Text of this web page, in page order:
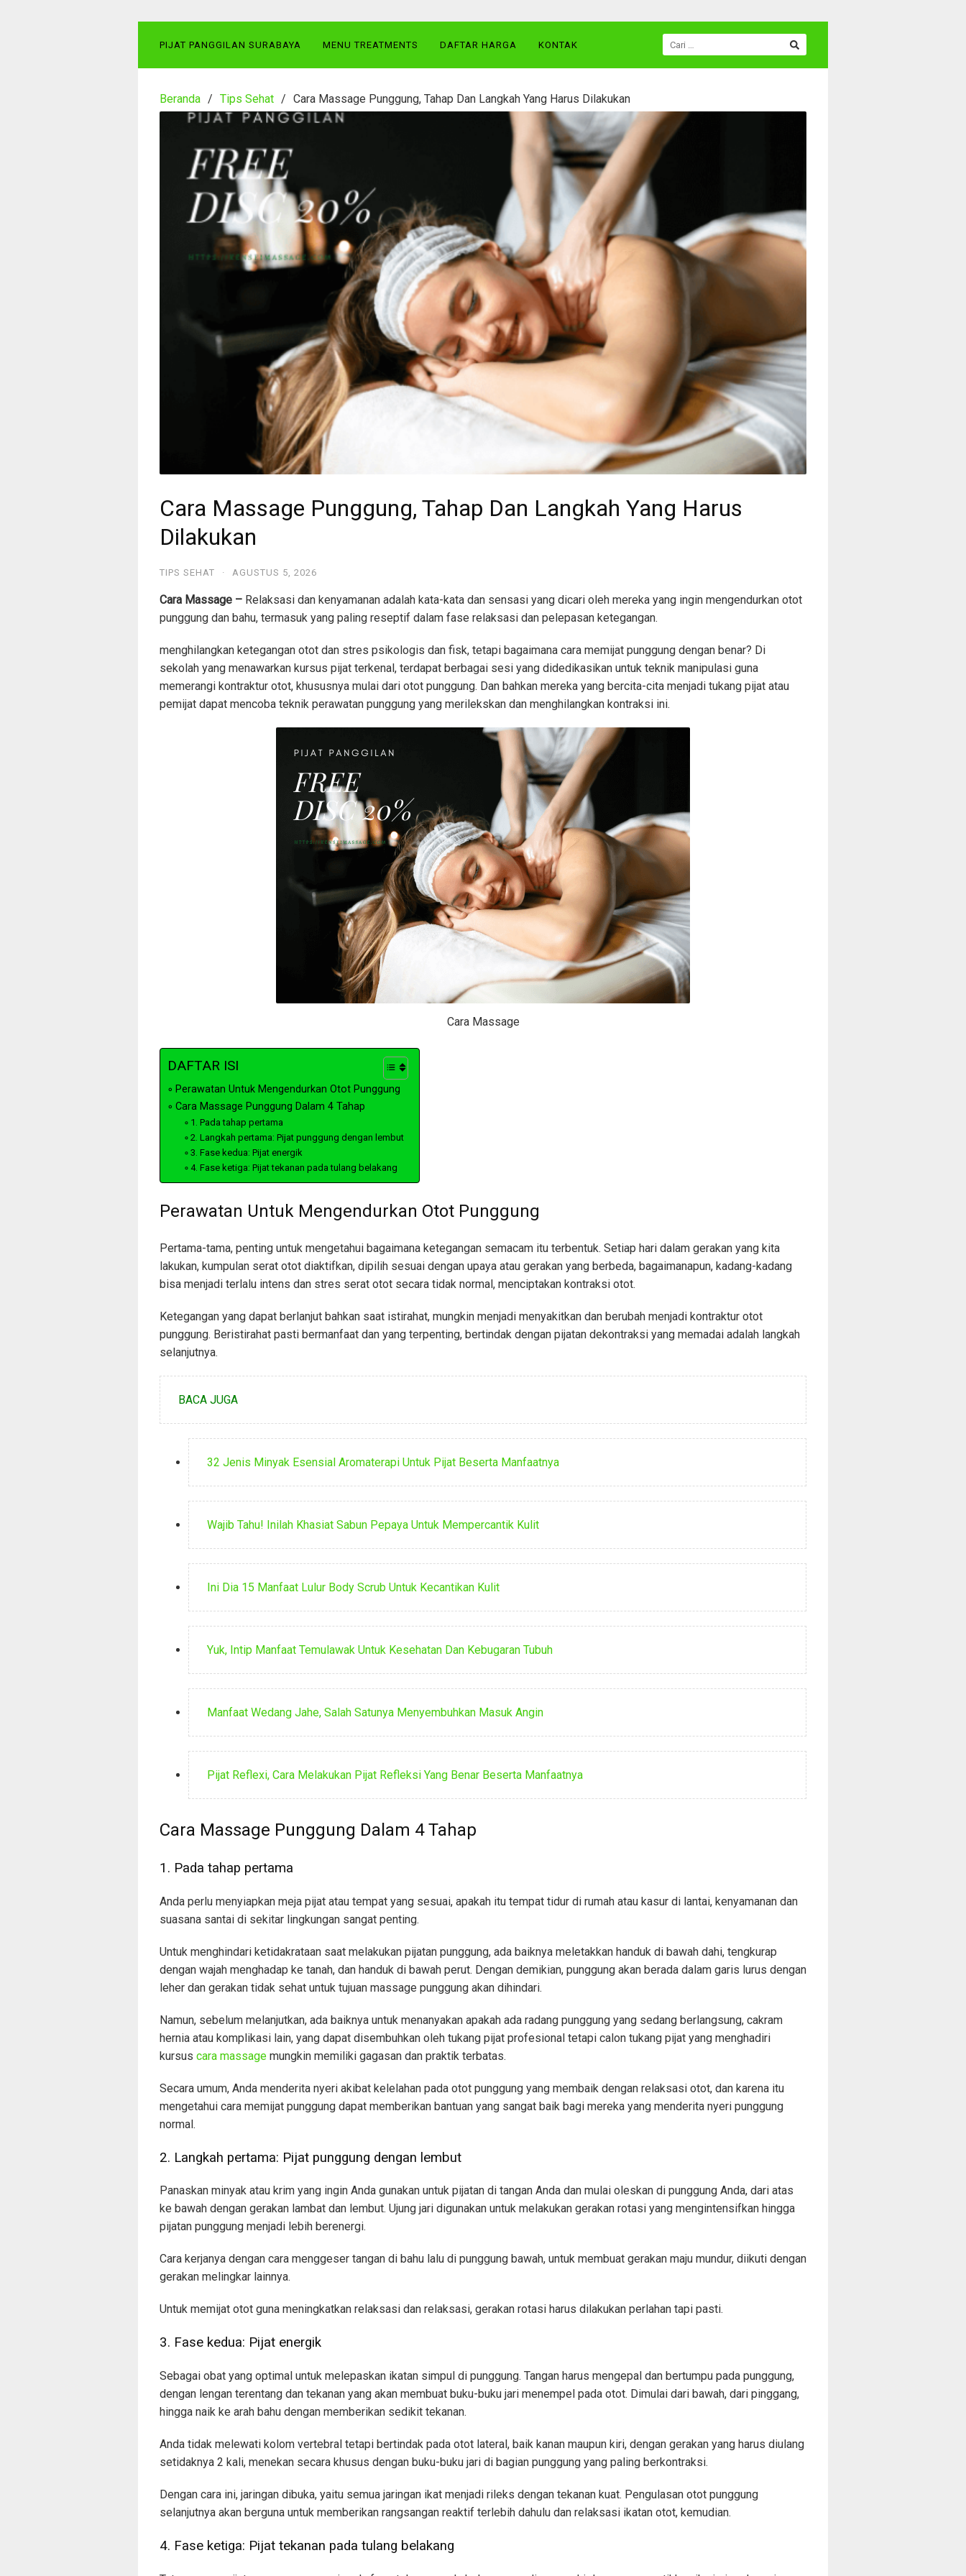
PIJAT PANGGILAN SURABAYA MENU TREATMENTS DAFTAR HARGA KONTAK
CARI
UNTUK:
Beranda Tips Sehat Cara Massage Punggung, Tahap Dan Langkah Yang Harus Dilakukan
Cara Massage Punggung, Tahap Dan Langkah Yang Harus
Dilakukan
TIPS SEHAT · AGUSTUS 5, 2026
Cara Massage – Relaksasi dan kenyamanan adalah kata-kata dan sensasi yang dicari oleh mereka yang ingin mengendurkan otot
punggung dan bahu, termasuk yang paling reseptif dalam fase relaksasi dan pelepasan ketegangan.
menghilangkan ketegangan otot dan stres psikologis dan fisk, tetapi bagaimana cara memijat punggung dengan benar? Di
sekolah yang menawarkan kursus pijat terkenal, terdapat berbagai sesi yang didedikasikan untuk teknik manipulasi guna
memerangi kontraktur otot, khususnya mulai dari otot punggung. Dan bahkan mereka yang bercita-cita menjadi tukang pijat atau
pemijat dapat mencoba teknik perawatan punggung yang merilekskan dan menghilangkan kontraksi ini.
Cara Massage
DAFTAR ISI
Perawatan Untuk Mengendurkan Otot Punggung
Cara Massage Punggung Dalam 4 Tahap
1. Pada tahap pertama
2. Langkah pertama: Pijat punggung dengan lembut
3. Fase kedua: Pijat energik
4. Fase ketiga: Pijat tekanan pada tulang belakang
Perawatan Untuk Mengendurkan Otot Punggung
Pertama-tama, penting untuk mengetahui bagaimana ketegangan semacam itu terbentuk. Setiap hari dalam gerakan yang kita
lakukan, kumpulan serat otot diaktifkan, dipilih sesuai dengan upaya atau gerakan yang berbeda, bagaimanapun, kadang-kadang
bisa menjadi terlalu intens dan stres serat otot secara tidak normal, menciptakan kontraksi otot.
Ketegangan yang dapat berlanjut bahkan saat istirahat, mungkin menjadi menyakitkan dan berubah menjadi kontraktur otot
punggung. Beristirahat pasti bermanfaat dan yang terpenting, bertindak dengan pijatan dekontraksi yang memadai adalah langkah
selanjutnya.
BACA JUGA
32 Jenis Minyak Esensial Aromaterapi Untuk Pijat Beserta Manfaatnya
Wajib Tahu! Inilah Khasiat Sabun Pepaya Untuk Mempercantik Kulit
Ini Dia 15 Manfaat Lulur Body Scrub Untuk Kecantikan Kulit
Yuk, Intip Manfaat Temulawak Untuk Kesehatan Dan Kebugaran Tubuh
Manfaat Wedang Jahe, Salah Satunya Menyembuhkan Masuk Angin
Pijat Reflexi, Cara Melakukan Pijat Refleksi Yang Benar Beserta Manfaatnya
Cara Massage Punggung Dalam 4 Tahap
1. Pada tahap pertama
Anda perlu menyiapkan meja pijat atau tempat yang sesuai, apakah itu tempat tidur di rumah atau kasur di lantai, kenyamanan dan
suasana santai di sekitar lingkungan sangat penting.
Untuk menghindari ketidakrataan saat melakukan pijatan punggung, ada baiknya meletakkan handuk di bawah dahi, tengkurap
dengan wajah menghadap ke tanah, dan handuk di bawah perut. Dengan demikian, punggung akan berada dalam garis lurus dengan
leher dan gerakan tidak sehat untuk tujuan massage punggung akan dihindari.
Namun, sebelum melanjutkan, ada baiknya untuk menanyakan apakah ada radang punggung yang sedang berlangsung, cakram
hernia atau komplikasi lain, yang dapat disembuhkan oleh tukang pijat profesional tetapi calon tukang pijat yang menghadiri
kursus cara massage mungkin memiliki gagasan dan praktik terbatas.
Secara umum, Anda menderita nyeri akibat kelelahan pada otot punggung yang membaik dengan relaksasi otot, dan karena itu
mengetahui cara memijat punggung dapat memberikan bantuan yang sangat baik bagi mereka yang menderita nyeri punggung
normal.
2. Langkah pertama: Pijat punggung dengan lembut
Panaskan minyak atau krim yang ingin Anda gunakan untuk pijatan di tangan Anda dan mulai oleskan di punggung Anda, dari atas
ke bawah dengan gerakan lambat dan lembut. Ujung jari digunakan untuk melakukan gerakan rotasi yang mengintensifkan hingga
pijatan punggung menjadi lebih berenergi.
Cara kerjanya dengan cara menggeser tangan di bahu lalu di punggung bawah, untuk membuat gerakan maju mundur, diikuti dengan
gerakan melingkar lainnya.
Untuk memijat otot guna meningkatkan relaksasi dan relaksasi, gerakan rotasi harus dilakukan perlahan tapi pasti.
3. Fase kedua: Pijat energik
Sebagai obat yang optimal untuk melepaskan ikatan simpul di punggung. Tangan harus mengepal dan bertumpu pada punggung,
dengan lengan terentang dan tekanan yang akan membuat buku-buku jari menempel pada otot. Dimulai dari bawah, dari pinggang,
hingga naik ke arah bahu dengan memberikan sedikit tekanan.
Anda tidak melewati kolom vertebral tetapi bertindak pada otot lateral, baik kanan maupun kiri, dengan gerakan yang harus diulang
setidaknya 2 kali, menekan secara khusus dengan buku-buku jari di bagian punggung yang paling berkontraksi.
Dengan cara ini, jaringan dibuka, yaitu semua jaringan ikat menjadi rileks dengan tekanan kuat. Pengulasan otot punggung
selanjutnya akan berguna untuk memberikan rangsangan reaktif terlebih dahulu dan relaksasi ikatan otot, kemudian.
4. Fase ketiga: Pijat tekanan pada tulang belakang